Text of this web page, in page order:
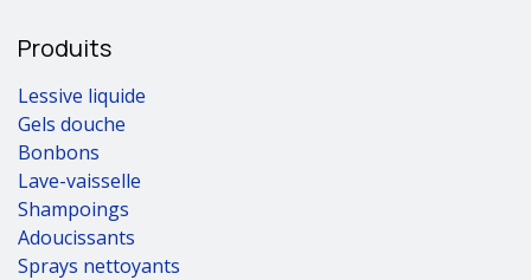
Produits
Lessive liquide
Gels douche
Bonbons
Lave-vaisselle
Shampoings
Adoucissants
Sprays nettoyants